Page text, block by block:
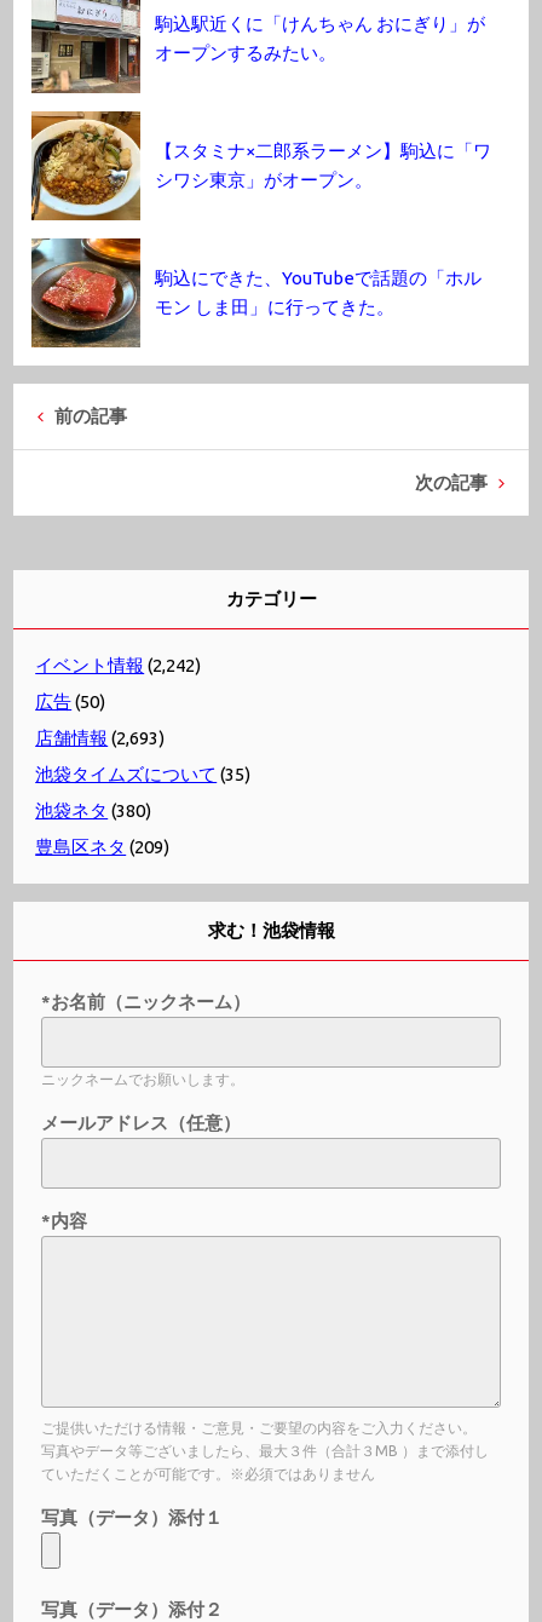
駒込駅近くに「けんちゃん おにぎり」が
オープンするみたい。
【スタミナ×二郎系ラーメン】駒込に「ワ
シワシ東京」がオープン。
駒込にできた、YouTubeで話題の「ホル
モン しま田」に行ってきた。
前の記事
次の記事
カテゴリー
イベント情報 (2,242)
広告(50)
店舗情報 (2,693)
池袋タイムズについて (35)
池袋ネタ (380)
豊島区ネタ (209)
求む！池袋情報
*お名前（ニックネーム）
ニックネームでお願いします。
メールアドレス（任意）
*内容
ご提供いただける情報・ご意見・ご要望の内容をご入力ください。
写真やデータ等ございましたら、最大３件（合計３MB ）まで添付し
ていただくことが可能です。※必須ではありません
写真（データ）添付１
写真（データ）添付２